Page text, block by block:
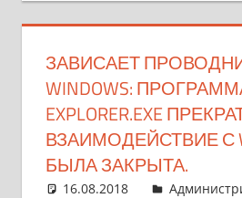
ЗАВИСАЕТ
WINDOWS:
EXPLORER.EXE
ВЗАИМОДЕЙСТВИЕ С
БЫЛА ЗАКРЫТА.
16.08.2018 pike777